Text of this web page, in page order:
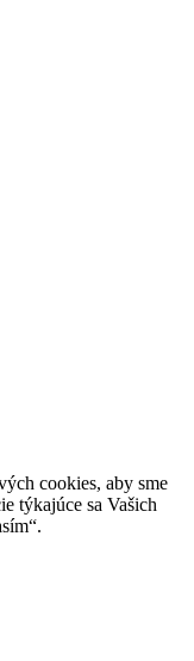
cookies, aby sme
týkajúce sa Vašich